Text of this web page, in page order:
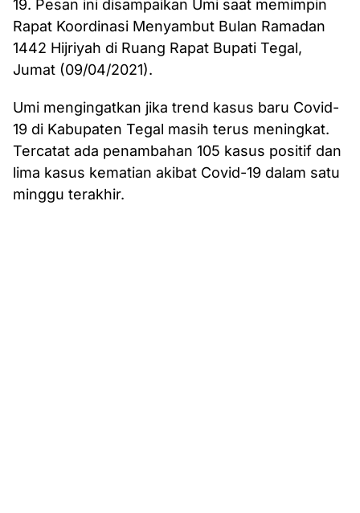
19. Pesan ini disampaikan Umi saat memimpin
Rapat Koordinasi Menyambut Bulan Ramadan
1442 Hijriyah di Ruang Rapat Bupati Tegal,
Jumat (09/04/2021).
Umi mengingatkan jika trend kasus baru Covid-
19 di Kabupaten Tegal masih terus meningkat.
Tercatat ada penambahan 105 kasus positif dan
lima kasus kematian akibat Covid-19 dalam satu
minggu terakhir.